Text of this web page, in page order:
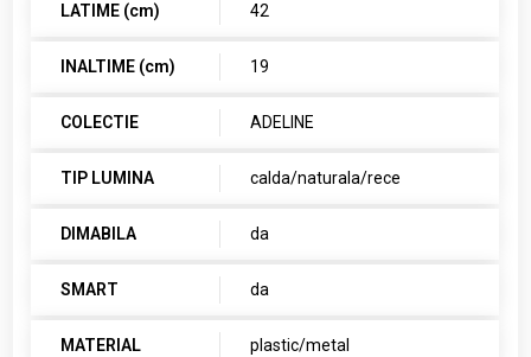
LATIME (cm) 42
INALTIME (cm) 19
COLECTIE ADELINE
TIP LUMINA calda/naturala/rece
DIMABILA da
SMART da
MATERIAL plastic/metal